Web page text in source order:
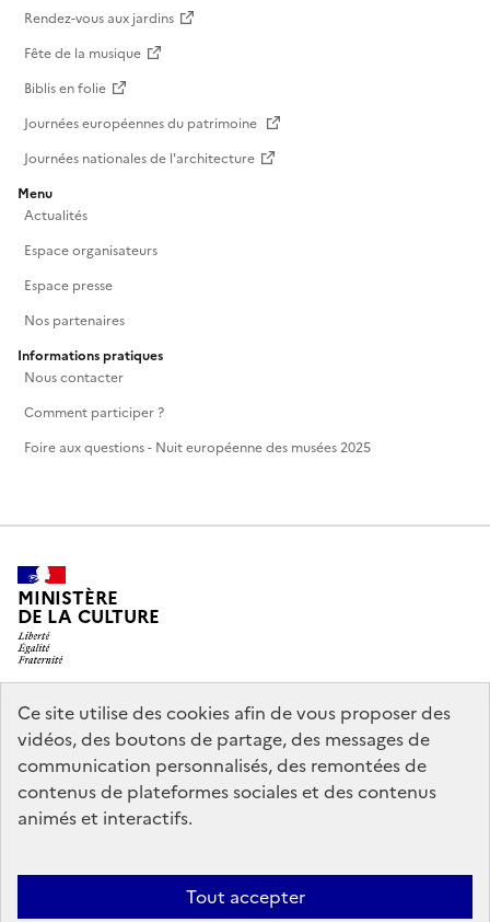
Ce site utilise des cookies afin de vous proposer des
vidéos, des boutons de partage, des messages de
communication personnalisés, des remontées de
contenus de plateformes sociales et des contenus
animés et interactifs.
Tout accepter
Rendez-vous aux jardins
Fête de la musique
Biblis en folie
Journées européennes du patrimoine
Journées nationales de l'architecture
Menu
Actualités
Espace organisateurs
Espace presse
Nos partenaires
Informations pratiques
Nous contacter
Comment participer ?
Foire aux questions - Nuit européenne des musées 2025
MINISTÈRE
DE LA CULTURE
legifrance.gouv.fr
info.gouv.fr
service-public.gouv.fr
data.gouv.fr
Crédits Accessibilité : partiellement conforme
Mentions légales
Politique d’utilisation des témoins de connexion (cookies)